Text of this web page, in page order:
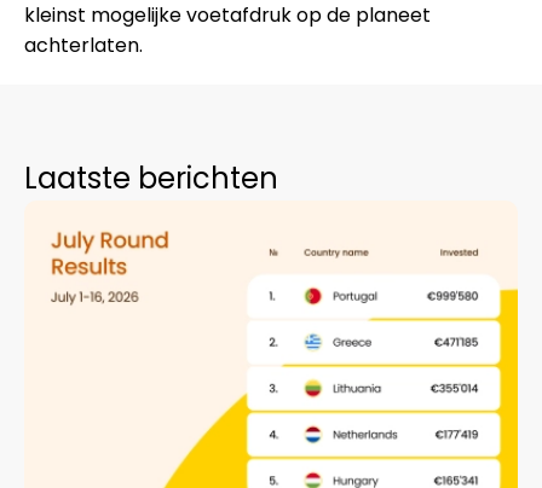
kleinst mogelijke voetafdruk op de planeet
achterlaten.
Laatste berichten